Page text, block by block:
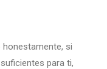
si
para ti,